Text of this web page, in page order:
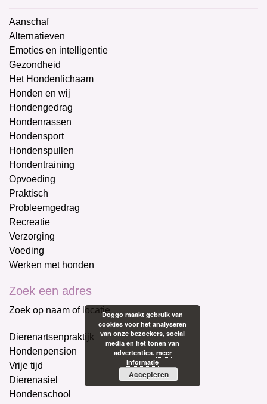
Aanschaf
Alternatieven
Emoties en intelligentie
Gezondheid
Het Hondenlichaam
Honden en wij
Hondengedrag
Hondenrassen
Hondensport
Hondenspullen
Hondentraining
Opvoeding
Praktisch
Probleemgedrag
Recreatie
Verzorging
Voeding
Werken met honden
Zoek een adres
Zoek op naam of locatie
Dierenartsenpraktijk
Hondenpension
Vrije tijd
Dierenasiel
Hondenschool
Doggo maakt gebruik van
cookies voor het analyseren
van onze bezoekers, social
media en het tonen van
advertenties. meer
informatie
Accepteren